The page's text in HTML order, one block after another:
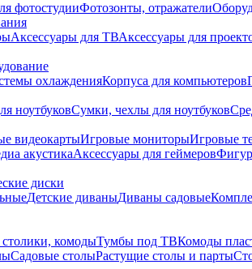
фотостудииФотозонты, отражатели
Аксессуары для ТВАксессуары для
охлажденияКорпуса для компьютеров
ноутбуковСумки, чехлы для ноутбуков
видеокартыИгровые мониторыИгровые
акустикаАксессуары для геймеров
диски
Детские диваныДиваны садовые
комодыТумбы под ТВКомоды
Садовые столыРастущие столы и парты